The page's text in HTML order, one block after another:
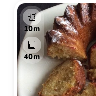
10m
40m